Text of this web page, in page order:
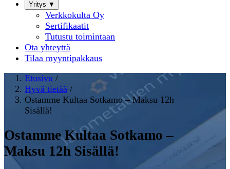
Yritys ▼
Verkkokulta Oy
Sertifikaatit
Tutustu toimintaan
Ota yhteyttä
Tilaa myyntipakkaus
Etusivu /
Hyvä tietää /
Ostamme Kultaa Sotkamo – Maksu 12h
Sisällä!
Ostamme Kultaa Sotkamo –
Maksu 12h Sisällä!